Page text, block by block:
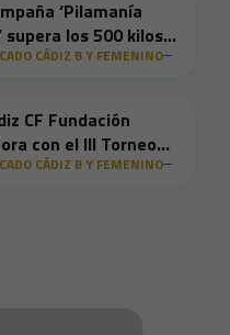
‘Pilamanía
supera los 500 kilos
en su tercera
CÁDIZ B Y FEMENINO
CF Fundación
con el III Torneo
de Pádel de San
CÁDIZ B Y FEMENINO